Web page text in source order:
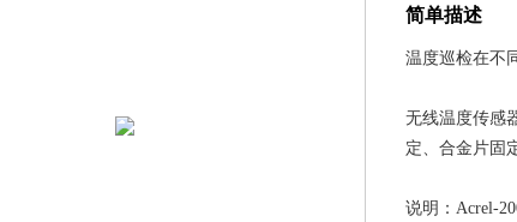
简单描述
温度巡检在不
无线温度传感
定、合金片固
说明：Acrel-